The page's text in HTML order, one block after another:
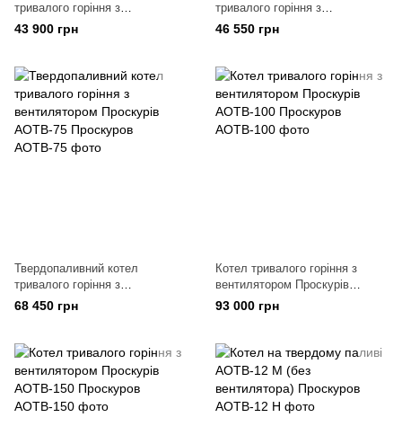
тривалого горіння з
вентилятором Проскурів
43 900 грн
тривалого горіння з
вентилятором Проскурів
46 550 грн
Твердопаливний котел
тривалого горіння з
вентилятором Проскурів
68 450 грн
Котел тривалого горіння з
вентилятором Проскурів
АОТВ-100
93 000 грн